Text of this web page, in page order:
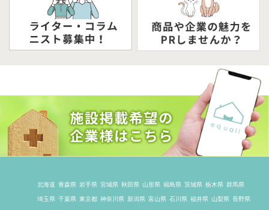
北海道 青森県 岩手県 宮城県 秋田県 山形県 福島県 茨城県 栃木県 群馬県
埼玉県 千葉県 東京都 神奈川県 新潟県 富山県 石川県 福井県 山梨県 長野県